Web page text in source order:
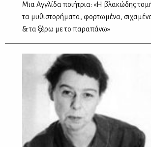
Μια Αγγλίδα ποιήτρια: «Η βλακώδης
τα μυθιστορήματα, φορτωμένα,
& τα ξέρω με το παραπάνω»